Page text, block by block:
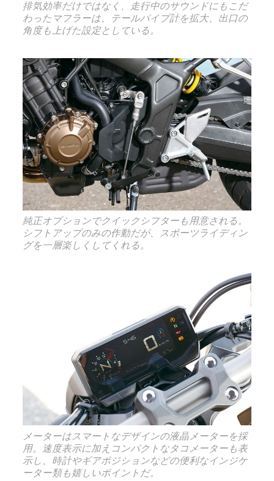
排気効率だけではなく、走行中のサウンドにもこだ
わったマフラーは、テールパイプ計を拡大、出口の
角度も上げた設定としている。
純正オプションでクイックシフターも用意される。
シフトアップのみの作動だが、スポーツライディン
グを一層楽しくしてくれる。
メーターはスマートなデザインの液晶メーターを採
用。速度表示に加えコンパクトなタコメーターも表
示し、時計やギアポジションなどの便利なインジケ
ーター類も嬉しいポイントだ。